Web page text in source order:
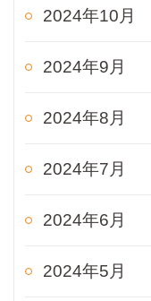
2024年10月
2024年9月
2024年8月
2024年7月
2024年6月
2024年5月